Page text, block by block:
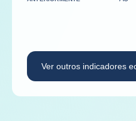
Ver outros indicadores